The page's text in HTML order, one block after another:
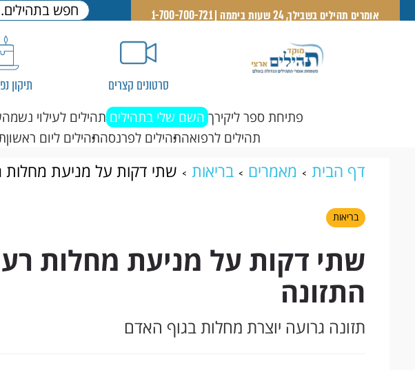
אומרים תהילים בשבילך, 24 שעות ביממה | 1-700-700-721
סרטונים קצרים תיקון
פתיחת ספר ליקירך השם שלי בתהילים תהילים לעילוי נשמה
תהילים לרפואהתהילים לפרנסהתהילים ליום ראשון
דף הבית מאמרים בריאות שתי דקות על מניעת מחלות
בריאות
שתי דקות על מניעת מחלות
התזונה
תזונה גרועה יוצרת מחלות בגוף האדם